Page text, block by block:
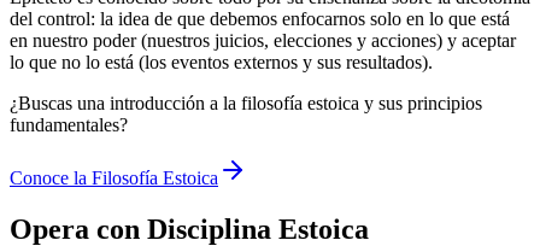
del control: la idea de que debemos enfocarnos solo en lo que está
en nuestro poder (nuestros juicios, elecciones y acciones) y aceptar
lo que no lo está (los eventos externos y sus resultados).
¿Buscas una introducción a la filosofía estoica y sus principios
fundamentales?
Conoce la Filosofía Estoica
Opera con Disciplina Estoica